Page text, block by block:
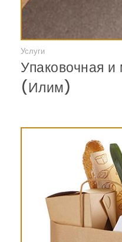
Услуги
Упаковочная
(Илим)